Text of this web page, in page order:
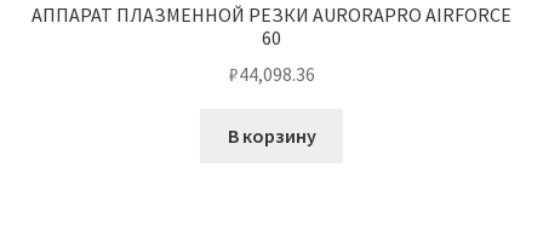
АППАРАТ ПЛАЗМЕННОЙ РЕЗКИ AURORAPRO AIRFORCE
60
₽44,098.36
В корзину